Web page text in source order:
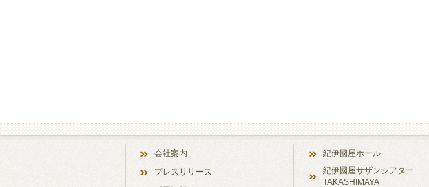
会社案内
プレスリリース
紀伊國屋ホール
紀伊國屋サザンシアター
TAKASHIMAYA